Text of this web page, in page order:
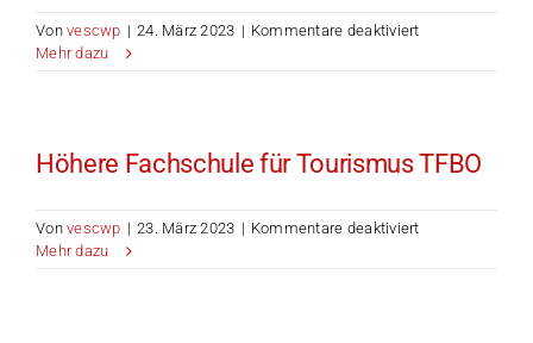
Vonvescwp | 24. März 2023 | Kommentare deaktiviertfür
Mehr dazu
Höhere Fachschule für Tourismus TFBO
Vonvescwp | 23. März 2023 | Kommentare deaktiviertfür
Fachschule
Mehr dazu